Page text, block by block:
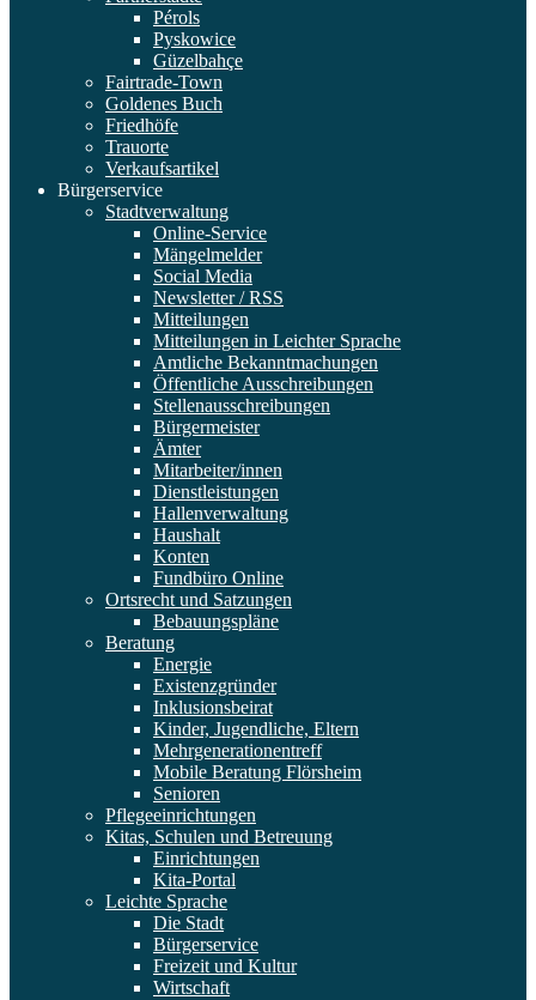
Pérols
Pyskowice
Güzelbahçe
Fairtrade-Town
Goldenes Buch
Friedhöfe
Trauorte
Verkaufsartikel
Bürgerservice
Stadtverwaltung
Online-Service
Mängelmelder
Social Media
Newsletter / RSS
Mitteilungen
Mitteilungen in Leichter Sprache
Amtliche Bekanntmachungen
Öffentliche Ausschreibungen
Stellenausschreibungen
Bürgermeister
Ämter
Mitarbeiter/innen
Dienstleistungen
Hallenverwaltung
Haushalt
Konten
Fundbüro Online
Ortsrecht und Satzungen
Bebauungspläne
Beratung
Energie
Existenzgründer
Inklusionsbeirat
Kinder, Jugendliche, Eltern
Mehrgenerationentreff
Mobile Beratung Flörsheim
Senioren
Pflegeeinrichtungen
Kitas, Schulen und Betreuung
Einrichtungen
Kita-Portal
Leichte Sprache
Die Stadt
Bürgerservice
Freizeit und Kultur
Wirtschaft